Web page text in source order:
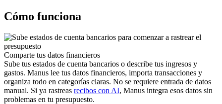
Cómo funciona
Comparte tus datos financieros
Sube tus estados de cuenta bancarios o describe tus ingresos y
gastos. Manus lee tus datos financieros, importa transacciones y
organiza todo en categorías claras. No se requiere entrada de datos
manual. Si ya rastreas recibos con AI, Manus integra esos datos sin
problemas en tu presupuesto.